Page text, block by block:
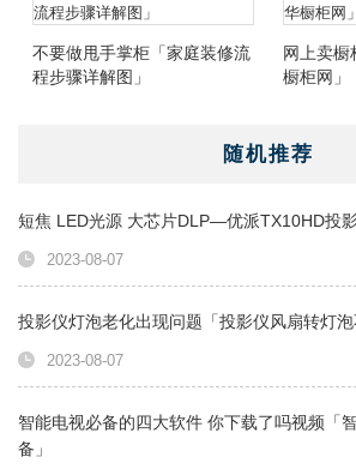
不要做甩手掌柜「家庭装修流
程步骤详解图」
网上卖橱
橱柜网」
随机推荐
短焦 LED光源 大芯片DLP—优派TX10HD投
2023-08-07
投影仪灯泡老化出现问题「投影仪风扇转灯泡
2023-08-07
智能电视必备的四大软件 你下载了吗视频「
备」